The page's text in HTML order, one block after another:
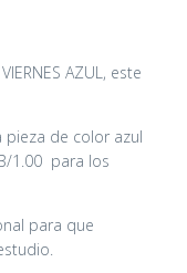
AZUL, este
pieza de color azul
1.00 para los
para que